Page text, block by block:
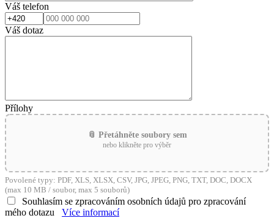
Váš telefon
Váš dotaz
Přílohy
📎 Přetáhněte soubory sem
nebo klikněte pro výběr
Povolené typy: PDF, XLS, XLSX, CSV, JPG, JPEG, PNG, TXT, DOC, DOCX
(max 10 MB / soubor, max 5 souborů)
Souhlasím se zpracováním osobních údajů pro zpracování
mého dotazu
Více informací